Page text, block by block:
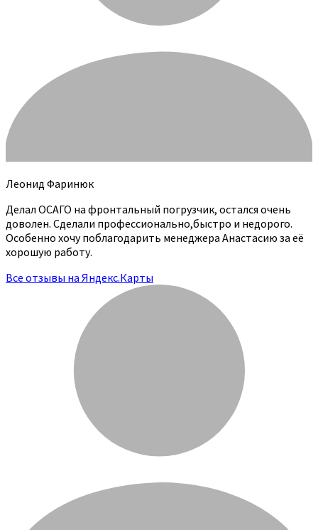
Леонид Фаринюк
Делал ОСАГО на фронтальный погрузчик, остался очень
доволен. Сделали профессионально,быстро и недорого.
Особенно хочу поблагодарить менеджера Анастасию за её
хорошую работу.
Все отзывы на Яндекс.Карты